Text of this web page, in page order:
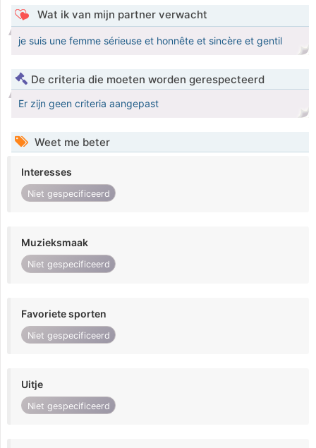
Wat ik van mijn partner verwacht
je suis une femme sérieuse et honnête et sincère et gentil
De criteria die moeten worden gerespecteerd
Er zijn geen criteria aangepast
Weet me beter
Interesses
Niet gespecificeerd
Muzieksmaak
Niet gespecificeerd
Favoriete sporten
Niet gespecificeerd
Uitje
Niet gespecificeerd